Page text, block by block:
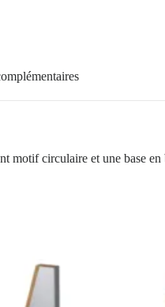
motif circulaire et une base